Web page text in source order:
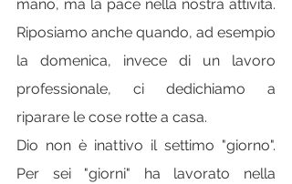
mano, ma la pace nella nostra attività.
Riposiamo anche quando, ad esempio
la domenica, invece di un lavoro
professionale, ci dedichiamo a
riparare le cose rotte a casa.
Dio non è inattivo il settimo "giorno".
Per sei "giorni" ha lavorato nella